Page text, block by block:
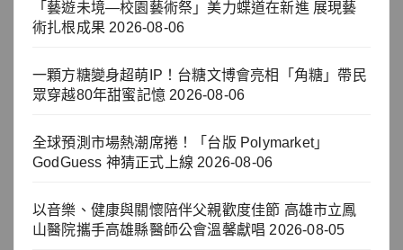
「藝遊未境—校園藝術祭」美力蝶道在新進 展現藝
術扎根成果 2026-08-06
一顆方糖變身超萌IP！台糖文博會亮相「角糖」帶民
眾穿越80年甜蜜記憶 2026-08-06
全球預測市場熱潮席捲！「台版 Polymarket」
GodGuess 神猜正式上線 2026-08-06
以音樂、健康與關懷陪伴父親歡度佳節 高雄市立鳳
山醫院攜手高雄縣醫師公會溫馨獻唱 2026-08-05